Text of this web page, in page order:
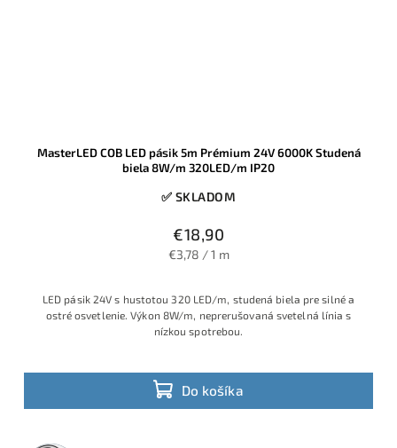
MasterLED COB LED pásik 5m Prémium 24V 6000K Studená
biela 8W/m 320LED/m IP20
✅ SKLADOM
€18,90
€3,78 / 1 m
Do košíka
LED pásik 24V s hustotou 320 LED/m, studená biela pre silné a
ostré osvetlenie. Výkon 8W/m, neprerušovaná svetelná línia s
nízkou spotrebou.